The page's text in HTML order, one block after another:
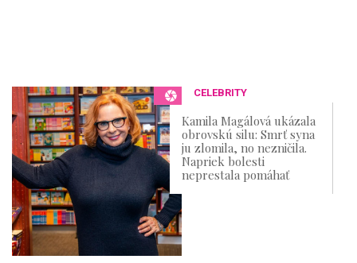
CELEBRITY
Kamila Magálová ukázala
obrovskú silu: Smrť syna
ju zlomila, no nezničila.
Napriek bolesti
neprestala pomáhať